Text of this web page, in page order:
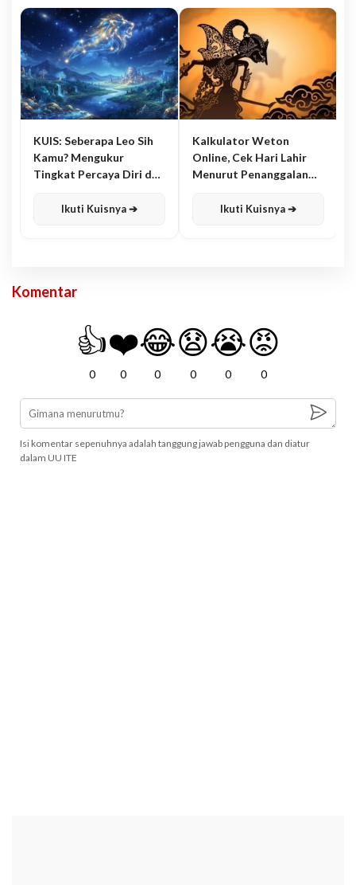
KUIS: Seberapa Leo Sih
Kamu? Mengukur
Tingkat Percaya Diri dan
Ikuti Kuisnya ➔
Kalkulator Weton
Online, Cek Hari Lahir
Menurut Penanggalan
Ikuti Kuisnya ➔
Komentar
👍
0
❤️
0
😂
0
😧
0
😭
0
😡
0
Isi komentar sepenuhnya adalah tanggung jawab pengguna dan diatur
dalam UU ITE